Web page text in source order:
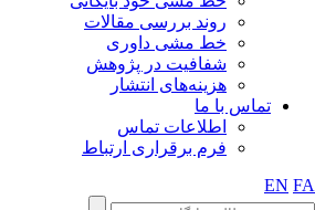
روند بررسی مقالات
خط مشی داوری
شفافیت در پژوهش
هزینه‌های انتشار
تماس با ما
اطلاعات تماس
فرم برقراری ارتباط
EN